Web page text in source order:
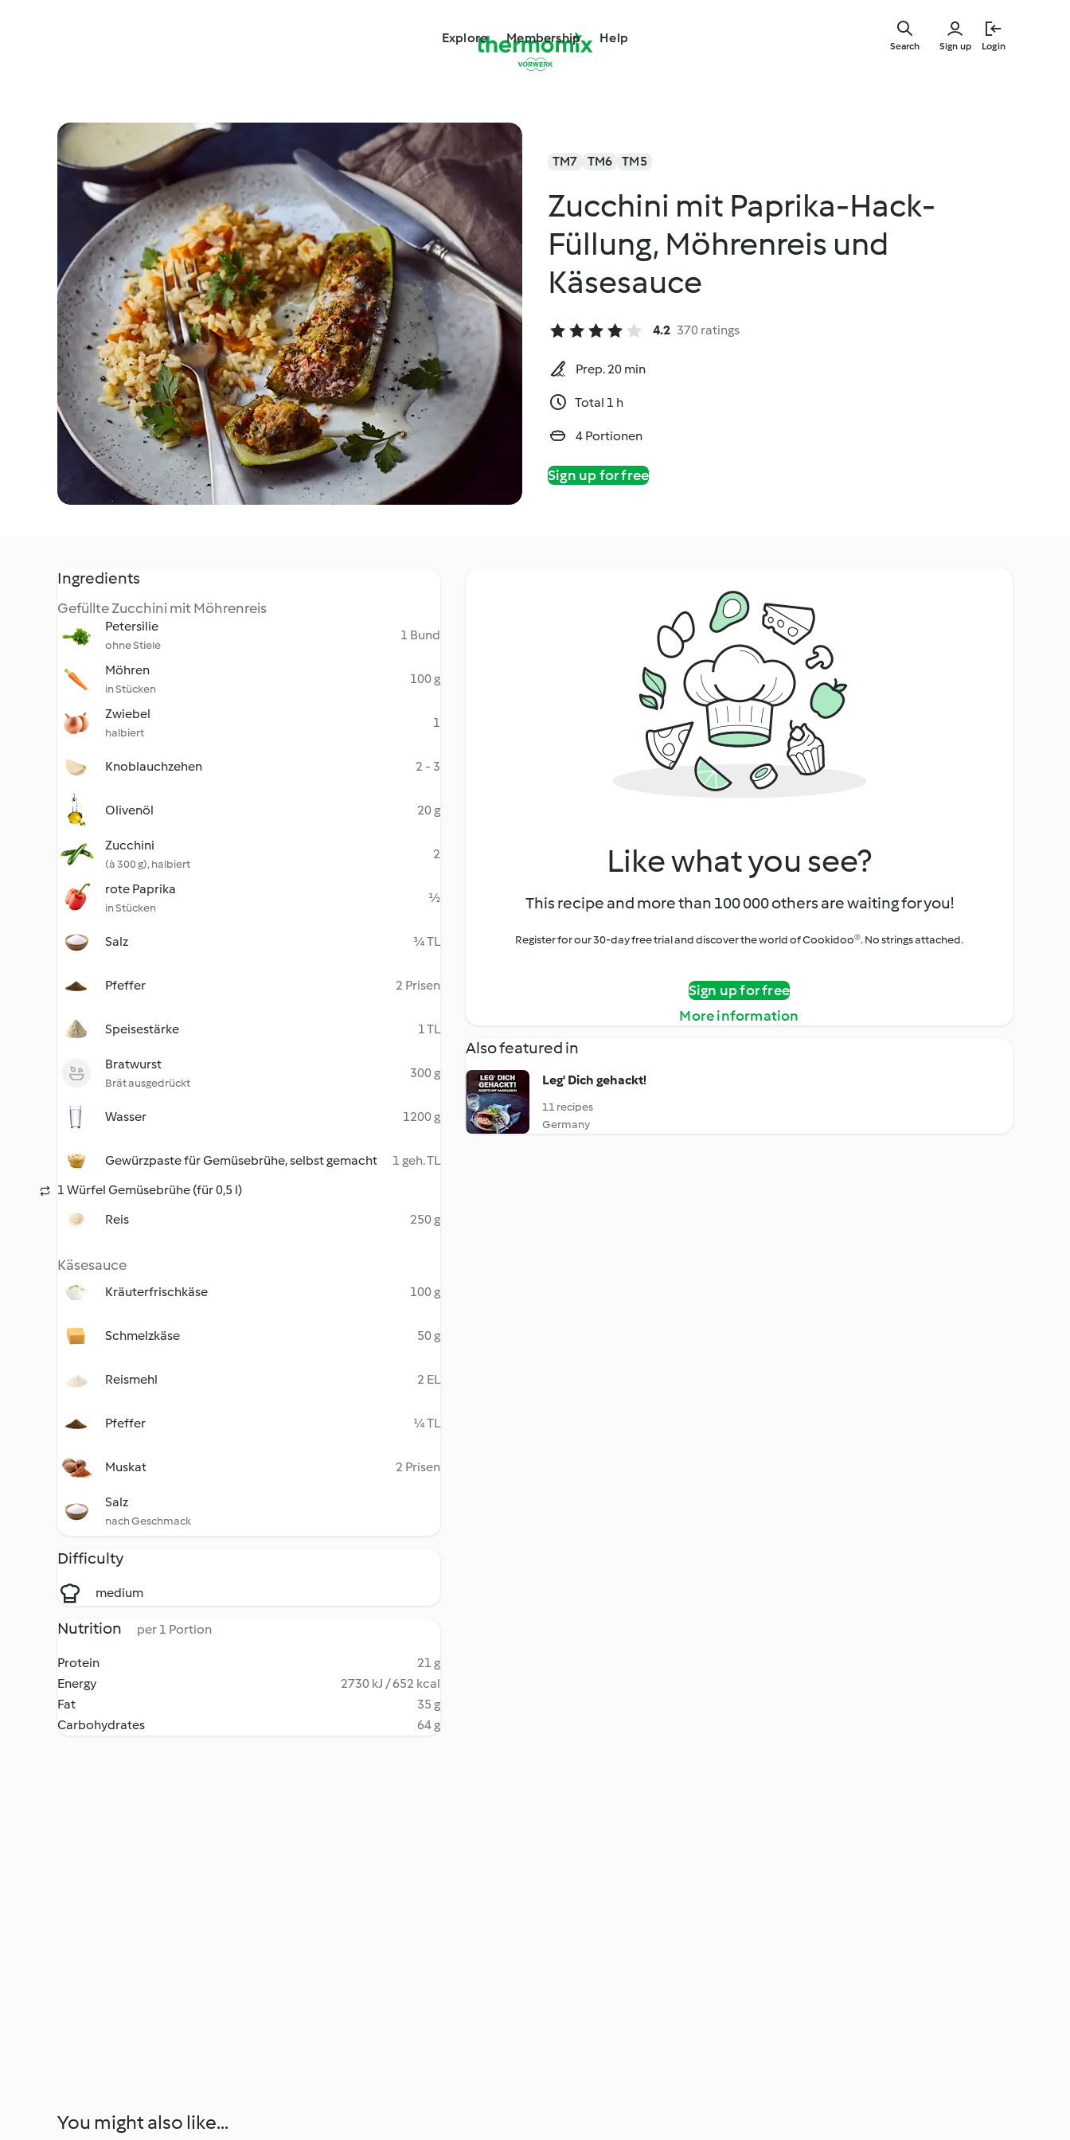
Explore Membership Help
Sign up Login
Search
TM7 TM6 TM5
Zucchini mit Paprika-Hack-
Füllung, Möhrenreis und
Käsesauce
4.2 370 ratings
Prep. 20 min
Total 1 h
4 Portionen
Sign up for free
Ingredients
Gefüllte Zucchini mit Möhrenreis
Petersilie
ohne Stiele
1 Bund
Möhren
in Stücken
100 g
Zwiebel
halbiert
1
Knoblauchzehen 2 - 3
Olivenöl 20 g
Zucchini
(à 300 g), halbiert
2
rote Paprika
in Stücken
½
Salz ¾ TL
Pfeffer 2 Prisen
Speisestärke 1 TL
Bratwurst
Brät ausgedrückt
300 g
Wasser 1200 g
Gewürzpaste für Gemüsebrühe, selbst gemacht
1 geh. TL
1 Würfel Gemüsebrühe (für 0,5 l)
Reis
250 g
Käsesauce
Kräuterfrischkäse 100 g
Schmelzkäse 50 g
Reismehl 2 EL
Pfeffer ¼ TL
Muskat 2 Prisen
Salz
nach Geschmack
Difficulty
medium
Nutrition per 1 Portion
Protein
21 g
Energy
2730 kJ / 652 kcal
Fat
35 g
Carbohydrates
64 g
Like what you see?
This recipe and more than 100 000 others are waiting for you!
Register for our 30-day free trial and discover the world of Cookidoo®. No strings attached.
Sign up for free
More information
Also featured in
Leg' Dich gehackt!
11 recipes
Germany
You might also like...